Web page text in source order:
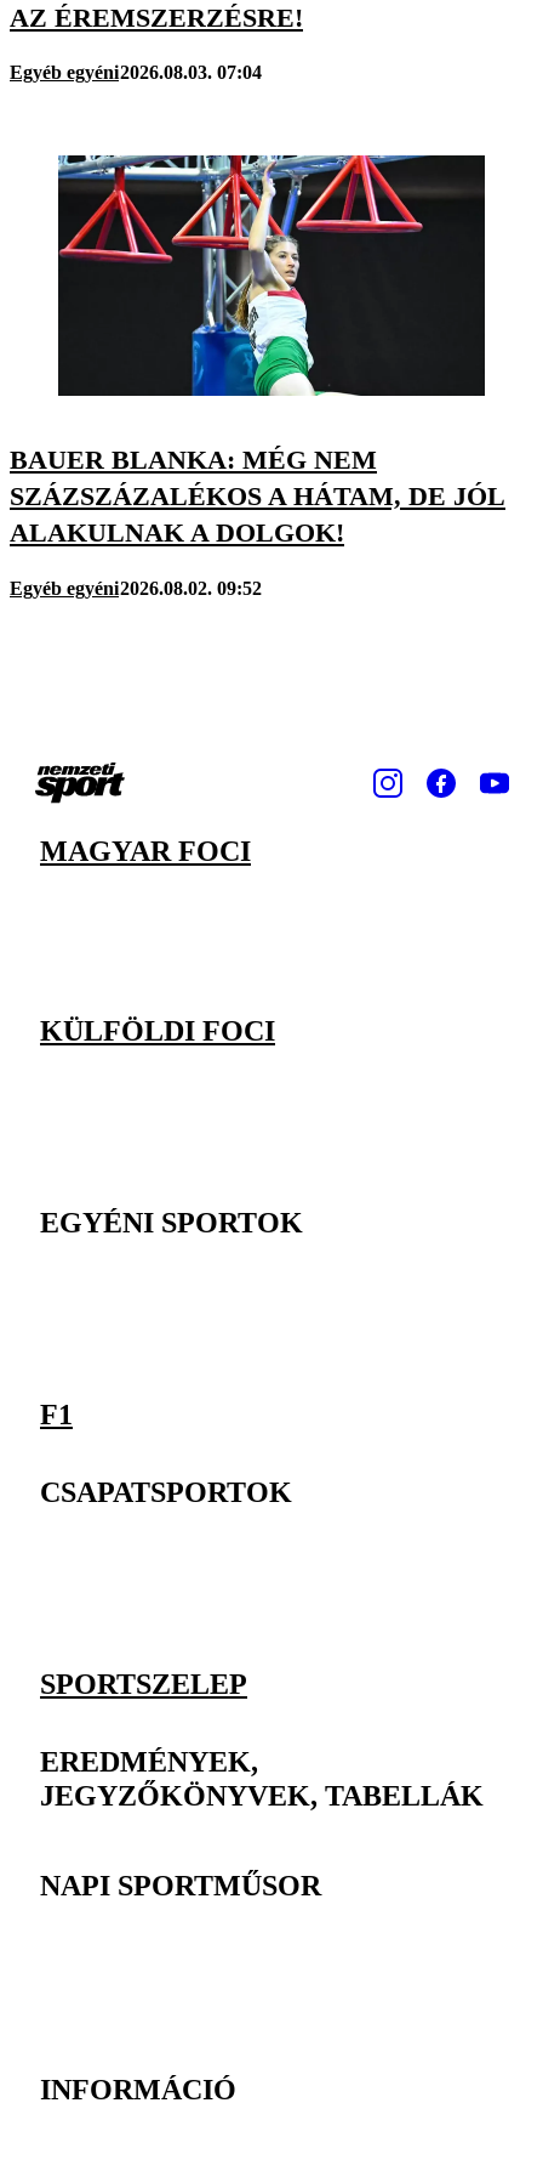
AZ ÉREMSZERZÉSRE!
Egyéb egyéni2026.08.03. 07:04
BAUER BLANKA: MÉG NEM
SZÁZSZÁZALÉKOS A HÁTAM, DE JÓL
ALAKULNAK A DOLGOK!
Egyéb egyéni2026.08.02. 09:52
MAGYAR FOCI
KÜLFÖLDI FOCI
EGYÉNI SPORTOK
F1
CSAPATSPORTOK
SPORTSZELEP
EREDMÉNYEK,
JEGYZŐKÖNYVEK, TABELLÁK
NAPI SPORTMŰSOR
INFORMÁCIÓ